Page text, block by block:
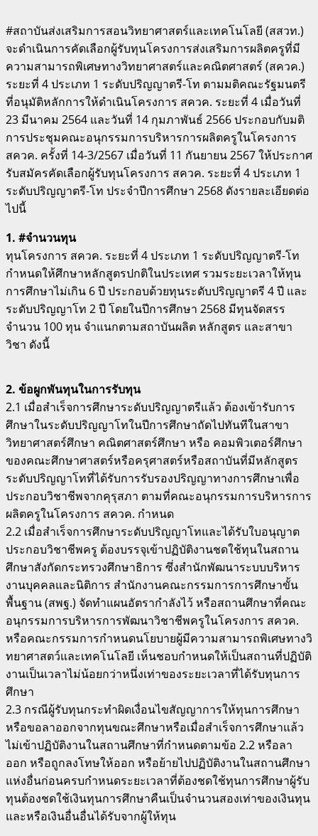
#สถาบันส่งเสริมการสอนวิทยาศาสตร์และเทคโนโลยี (สสวท.)
จะดำเนินการคัดเลือกผู้รับทุนโครงการส่งเสริมการผลิตครูที่มี
ความสามารถพิเศษทางวิทยาศาสตร์และคณิตศาสตร์ (สควค.)
ระยะที่ 4 ประเภท 1 ระดับปริญญาตรี-โท ตามมติคณะรัฐมนตรี
ที่อนุมัติหลักการให้ดำเนินโครงการ สควค. ระยะที่ 4 เมื่อวันที่
23 มีนาคม 2564 และวันที่ 14 กุมภาพันธ์ 2566 ประกอบกับมติ
การประชุมคณะอนุกรรมการบริหารการผลิตครูในโครงการ
สควค. ครั้งที่ 14-3/2567 เมื่อวันที่ 11 กันยายน 2567 ให้ประกาศ
รับสมัครคัดเลือกผู้รับทุนโครงการ สควค. ระยะที่ 4 ประเภท 1
ระดับปริญญาตรี-โท ประจำปีการศึกษา 2568 ดังรายละเอียดต่อ
ไปนี้
1. #จำนวนทุน
ทุนโครงการ สควค. ระยะที่ 4 ประเภท 1 ระดับปริญญาตรี-โท
กำหนดให้ศึกษาหลักสูตรปกติในประเทศ รวมระยะเวลาให้ทุน
การศึกษาไม่เกิน 6 ปี ประกอบด้วยทุนระดับปริญญาตรี 4 ปี และ
ระดับปริญญาโท 2 ปี โดยในปีการศึกษา 2568 มีทุนจัดสรร
จำนวน 100 ทุน จำแนกตามสถาบันผลิต หลักสูตร และสาขา
วิชา ดังนี้
2. ข้อผูกพันทุนในการรับทุน
2.1 เมื่อสำเร็จการศึกษาระดับปริญญาตรีแล้ว ต้องเข้ารับการ
ศึกษาในระดับปริญญาโทในปีการศึกษาถัดไปทันทีในสาขา
วิทยาศาสตร์ศึกษา คณิตศาสตร์ศึกษา หรือ คอมพิวเตอร์ศึกษา
ของคณะศึกษาศาสตร์หรือครุศาสตร์หรือสถาบันที่มีหลักสูตร
ระดับปริญญาโทที่ได้รับการรับรองปริญญาทางการศึกษาเพื่อ
ประกอบวิชาชีพจากคุรุสภา ตามที่คณะอนุกรรมการบริหารการ
ผลิตครูในโครงการ สควค. กำหนด
2.2 เมื่อสำเร็จการศึกษาระดับปริญญาโทและได้รับใบอนุญาต
ประกอบวิชาชีพครู ต้องบรรจุเข้าปฏิบัติงานชดใช้ทุนในสถาน
ศึกษาสังกัดกระทรวงศึกษาธิการ ซึ่งสำนักพัฒนาระบบบริหาร
งานบุคคลและนิติการ สำนักงานคณะกรรมการการศึกษาขั้น
พื้นฐาน (สพฐ.) จัดทำแผนอัตรากำลังไว้ หรือสถานศึกษาที่คณะ
อนุกรรมการบริหารการพัฒนาวิชาชีพครูในโครงการ สควค.
หรือคณะกรรมการกำหนดนโยบายผู้มีความสามารถพิเศษทางวิ
ทยาศาสตว์และเทคโนโลยี เห็นชอบกำหนดให้เป็นสถานที่ปฏิบัติ
งานเป็นเวลาไม่น้อยกว่าหนึ่งเท่าของระยะเวลาที่ได้รับทุนการ
ศึกษา
2.3 กรณีผู้รับทุนกระทำผิดเงื่อนไขสัญญาการให้ทุนการศึกษา
หรือขอลาออกจากทุนขณะศึกษาหรือเมื่อสำเร็จการศึกษาแล้ว
ไม่เข้าปฏิบัติงานในสถานศึกษาที่กำหนดตามข้อ 2.2 หรือลา
ออก หรือถูกลงโทษให้ออก หรือย้ายไปปฏิบัติงานในสถานศึกษา
แห่งอื่นก่อนครบกำหนดระยะเวลาที่ต้องชดใช้ทุนการศึกษาผู้รับ
ทุนต้องชดใช้เงินทุนการศึกษาคืนเป็นจำนวนสองเท่าของเงินทุน
และหรือเงินอื่นอื่นได้รับจากผู้ให้ทุน